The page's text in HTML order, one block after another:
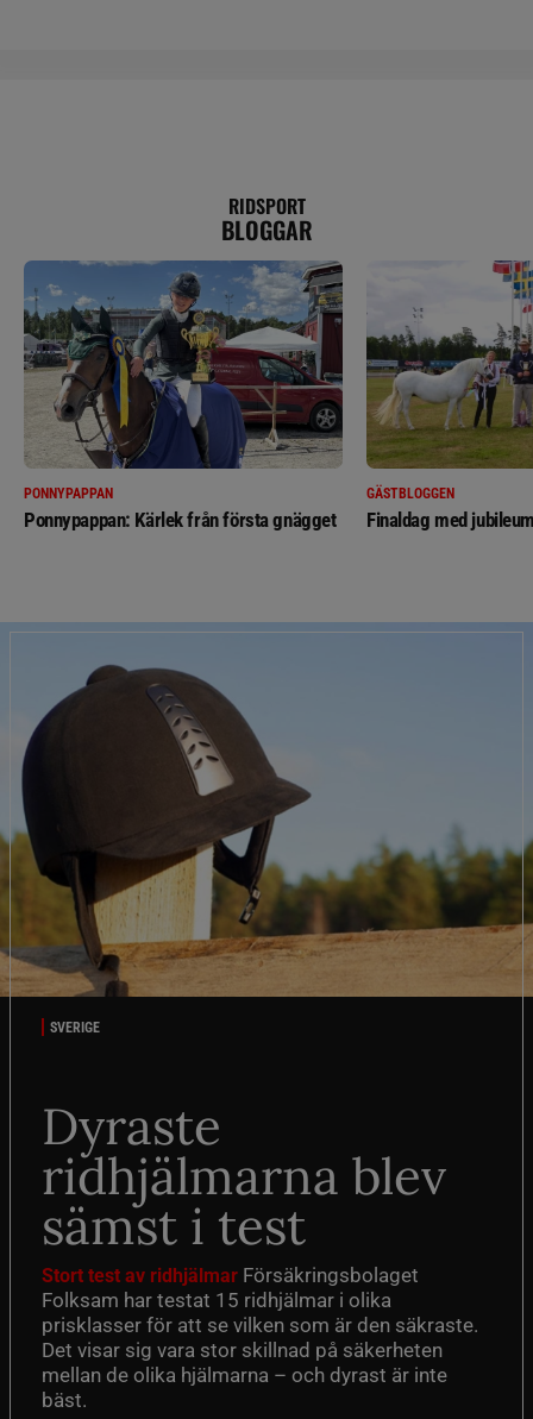
RIDSPORT
BLOGGAR
PONNYPAPPAN
Ponnypappan: Kärlek från första gnägget
GÄSTBLOGGEN
Finaldag med
SVERIGE
Dyraste
ridhjälmarna blev
sämst i test
Stort test av ridhjälmar Försäkringsbolaget
Folksam har testat 15 ridhjälmar i olika
prisklasser för att se vilken som är den säkraste.
Det visar sig vara stor skillnad på säkerheten
mellan de olika hjälmarna – och dyrast är inte
bäst.